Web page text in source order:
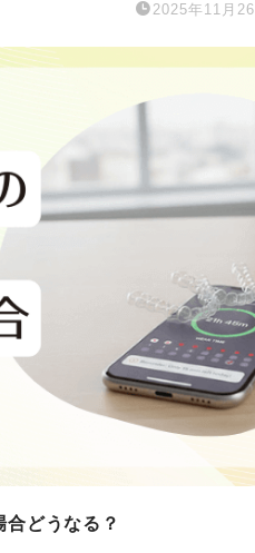
2025年11月26
どうなる？